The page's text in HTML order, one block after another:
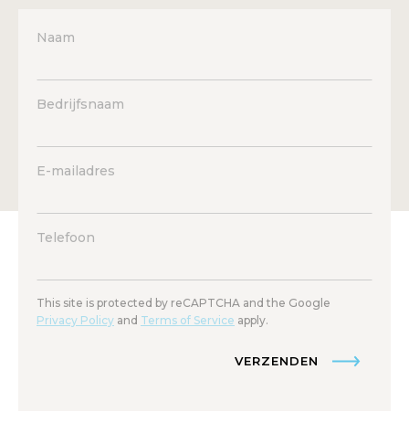
Naam
Bedrijfsnaam
E-mailadres
Telefoon
This site is protected by reCAPTCHA and the Google
Privacy Policy and Terms of Service apply.
VERZENDEN